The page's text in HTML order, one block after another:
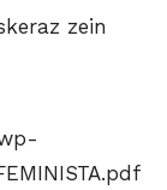
zein